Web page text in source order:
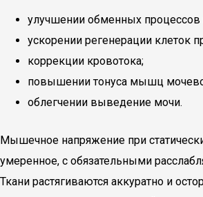
улучшении обменных процессов
ускорении регенерации клеток
коррекции кровотока;
повышении тонуса мышц
облегчении выведение мочи.
Мышечное напряжение при
умеренное, с обязательными
Ткани растягиваются аккуратно и